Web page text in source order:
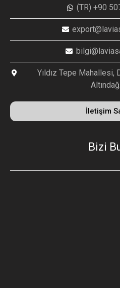
(TR) +90
Yıldız Tepe Mahallesi,
İletişim
Bizi